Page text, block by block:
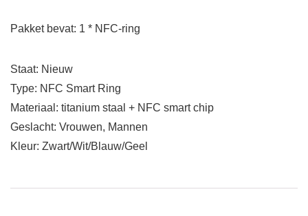
Pakket bevat: 1 * NFC-ring
Staat: Nieuw
Type: NFC Smart Ring
Materiaal: titanium staal + NFC smart chip
Geslacht: Vrouwen, Mannen
Kleur: Zwart/Wit/Blauw/Geel